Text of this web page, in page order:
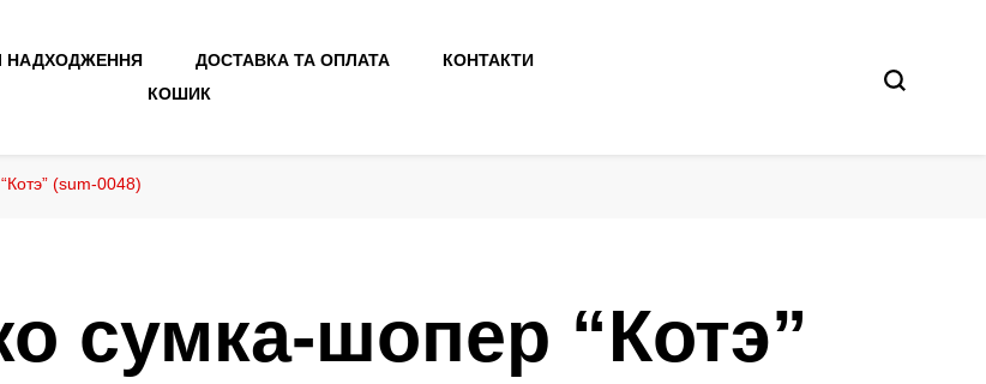
НАДХОДЖЕННЯ ДОСТАВКА ТА ОПЛАТА
КОНТАКТИ
КОШИК
(sum-0048)
сумка-шопер “Котэ”